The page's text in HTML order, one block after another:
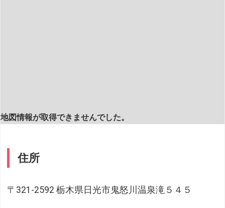
地図情報が取得できませんでした。
住所
〒321-2592 栃木県日光市鬼怒川温泉滝５４５